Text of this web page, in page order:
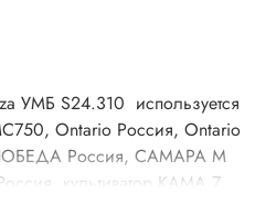
УМБ S24.310 используется
Ontario Россия, Ontario
Россия, САМАРА М
культиватор КАМА 7,
дизельный PATRIOT